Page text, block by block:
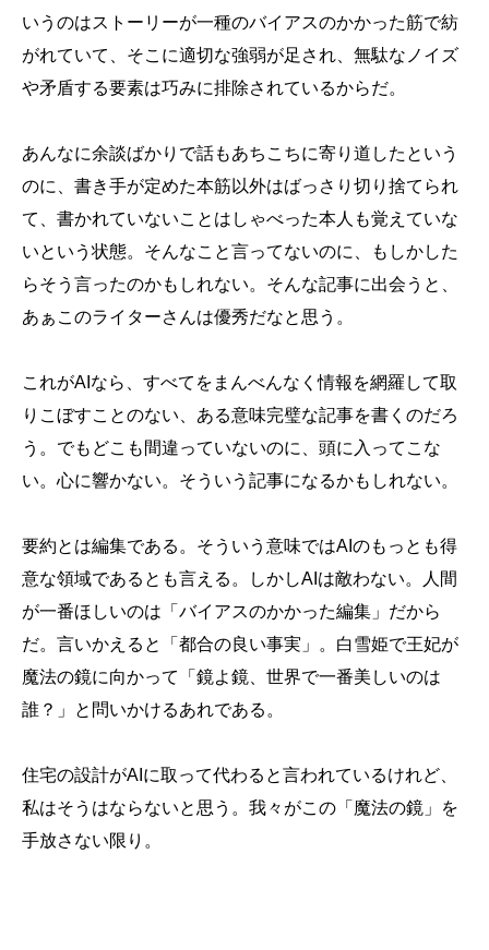
いうのはストーリーが一種のバイアスのかかった筋で紡
がれていて、そこに適切な強弱が足され、無駄なノイズ
や矛盾する要素は巧みに排除されているからだ。
あんなに余談ばかりで話もあちこちに寄り道したという
のに、書き手が定めた本筋以外はばっさり切り捨てられ
て、書かれていないことはしゃべった本人も覚えていな
いという状態。そんなこと言ってないのに、もしかした
らそう言ったのかもしれない。そんな記事に出会うと、
あぁこのライターさんは優秀だなと思う。
これがAIなら、すべてをまんべんなく情報を網羅して取
りこぼすことのない、ある意味完璧な記事を書くのだろ
う。でもどこも間違っていないのに、頭に入ってこな
い。心に響かない。そういう記事になるかもしれない。
要約とは編集である。そういう意味ではAIのもっとも得
意な領域であるとも言える。しかしAIは敵わない。人間
が一番ほしいのは「バイアスのかかった編集」だから
だ。言いかえると「都合の良い事実」。白雪姫で王妃が
魔法の鏡に向かって「鏡よ鏡、世界で一番美しいのは
誰？」と問いかけるあれである。
住宅の設計がAIに取って代わると言われているけれど、
私はそうはならないと思う。我々がこの「魔法の鏡」を
手放さない限り。